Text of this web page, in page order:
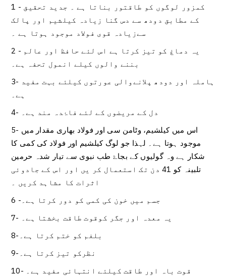
1 - کمزور لوگوں کو طاقتور بناتا ہے ۔ جدید تحقیق
کے مطابق دودھ سے دس گنا زیادہ کیلشیم اور پالک
سےزیادہ قوی فولاد موجود ہوتا ہے ۔
2 - یہ دماغ کو تیز کرتا ہے اس لئے حافظ اور عالم
بننے والوں کیلے انمول تحفہ ہے۔
3- ہاملہ اور دودھ پلانےوالی عورتوں کیلئے بہت مفید
ہے۔
4- دل کے مریضوں کے لئے فاۂدہ مند ہے۔
5- اس میں کیلشیم، وٹامن سی اور فولاد بھاری مقدار میں
موجود ہوتا ہے۔ لہذا جو لوگ کیلشیم اور فولاد کی کمی کا
شکار ہے وہ گولیوں کے بجاۓ طب نبوی سے تیار شدہ حرمین
تلبینہ کو 41 دن تک استعمال کر یں اور اس کے جادوئی
اثرات کا مشاہد کریں ۔
6 -جسم میں خون کی کمی کو دور کرتا ہے۔
7- یہ معدہ اور جگر کوقوت طاقت بخشتا ہے۔
8-بلغم کو ختم کرتا ہے۔
9-نظرکو تیز کرتا ہے۔
10- قوت باہ اور طاقت کیلئے انتہائی مفید ہے۔